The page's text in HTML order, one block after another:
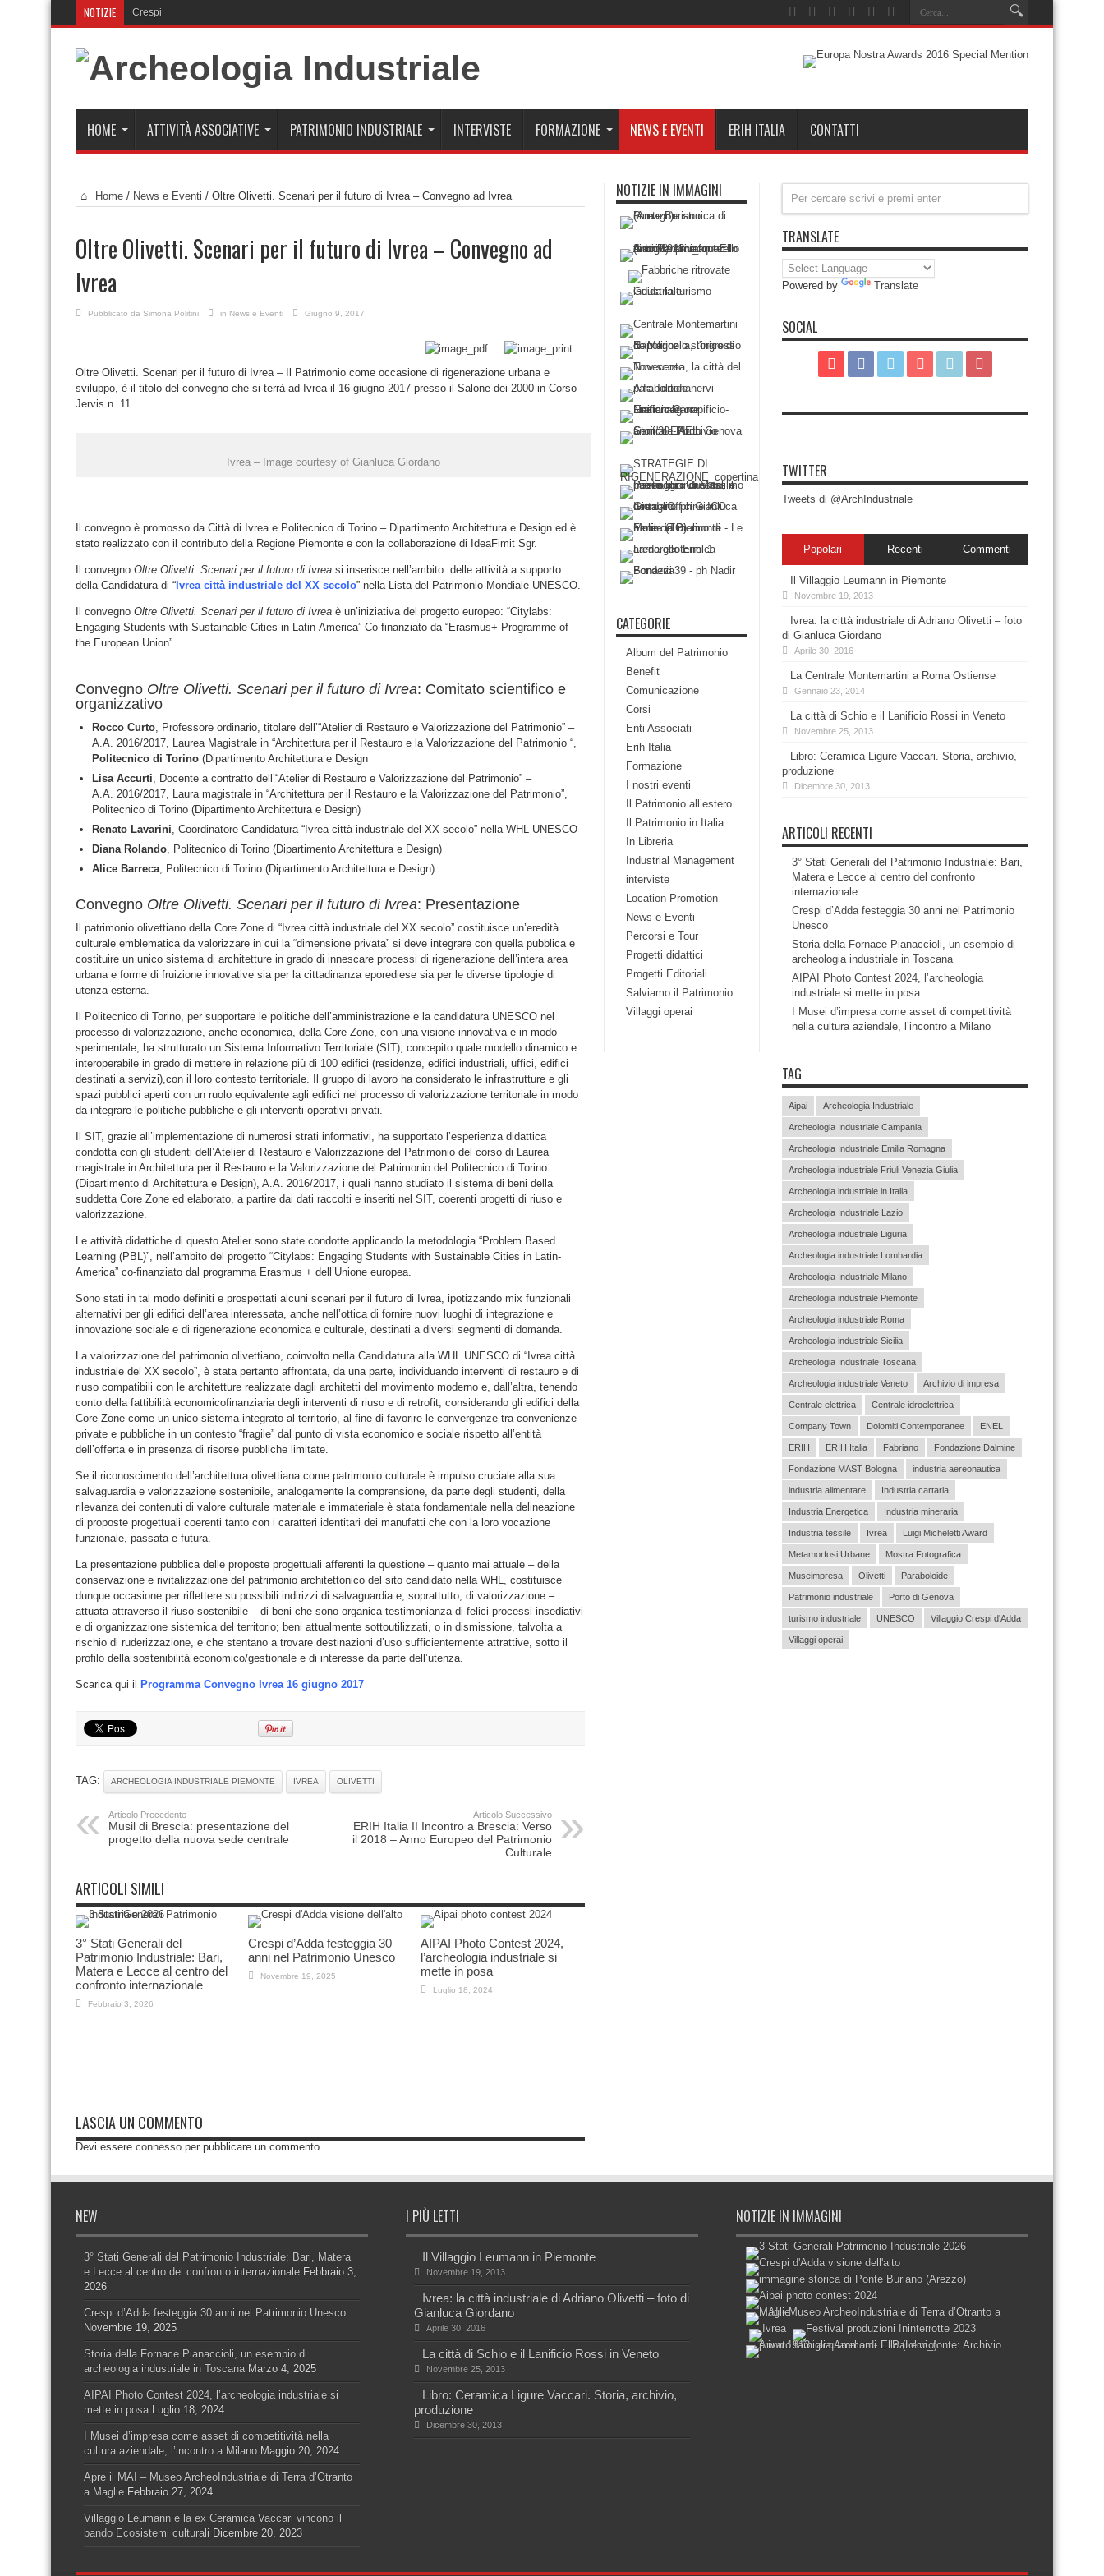
NOTIZIE Crespi d’Adda festeggia 30 an
HOME ATTIVITÀ ASSOCIATIVE PATRIMONIO INDUSTRIALE INTERVISTE FORMAZIONE NEWS E EVENTI ERIH ITALIA CONTATTI
Home / News e Eventi / Oltre Olivetti. Scenari per il futuro di Ivrea – Convegno ad Ivrea
Oltre Olivetti. Scenari per il futuro di Ivrea – Convegno ad
Ivrea
Pubblicato da Simona Politini in News e Eventi Giugno 9, 2017
Oltre Olivetti. Scenari per il futuro di Ivrea – Il Patrimonio come occasione di rigenerazione urbana e
sviluppo, è il titolo del convegno che si terrà ad Ivrea il 16 giugno 2017 presso il Salone dei 2000 in Corso
Jervis n. 11
Ivrea – Image courtesy of Gianluca Giordano
Il convegno è promosso da Città di Ivrea e Politecnico di Torino – Dipartimento Architettura e Design ed è
stato realizzato con il contributo della Regione Piemonte e con la collaborazione di IdeaFimit Sgr.
Il convegno Oltre Olivetti. Scenari per il futuro di Ivrea si inserisce nell’ambito delle attività a supporto
della Candidatura di “ Ivrea città industriale del XX secolo” nella Lista del Patrimonio Mondiale UNESCO.
Il convegno Oltre Olivetti. Scenari per il futuro di Ivrea è un’iniziativa del progetto europeo: “Citylabs:
Engaging Students with Sustainable Cities in Latin-America” Co-finanziato da “Erasmus+ Programme of
the European Union”
Convegno Oltre Olivetti. Scenari per il futuro di Ivrea: Comitato scientifico e
organizzativo
Rocco Curto, Professore ordinario, titolare dell’“Atelier di Restauro e Valorizzazione del Patrimonio” –
A.A. 2016/2017, Laurea Magistrale in “Architettura per il Restauro e la Valorizzazione del Patrimonio “,
Politecnico di Torino (Dipartimento Architettura e Design
Lisa Accurti, Docente a contratto dell’“Atelier di Restauro e Valorizzazione del Patrimonio” –
A.A. 2016/2017, Laura magistrale in “Architettura per il Restauro e la Valorizzazione del Patrimonio”,
Politecnico di Torino (Dipartimento Architettura e Design)
Renato Lavarini, Coordinatore Candidatura “Ivrea città industriale del XX secolo” nella WHL UNESCO
Diana Rolando, Politecnico di Torino (Dipartimento Architettura e Design)
Alice Barreca, Politecnico di Torino (Dipartimento Architettura e Design)
Convegno Oltre Olivetti. Scenari per il futuro di Ivrea: Presentazione
Il patrimonio olivettiano della Core Zone di “Ivrea città industriale del XX secolo” costituisce un’eredità
culturale emblematica da valorizzare in cui la “dimensione privata” si deve integrare con quella pubblica e
costituire un unico sistema di architetture in grado di innescare processi di rigenerazione dell’intera area
urbana e forme di fruizione innovative sia per la cittadinanza eporediese sia per le diverse tipologie di
utenza esterna.
Il Politecnico di Torino, per supportare le politiche dell’amministrazione e la candidatura UNESCO nel
processo di valorizzazione, anche economica, della Core Zone, con una visione innovativa e in modo
sperimentale, ha strutturato un Sistema Informativo Territoriale (SIT), concepito quale modello dinamico e
interoperabile in grado di mettere in relazione più di 100 edifici (residenze, edifici industriali, uffici, edifici
destinati a servizi),con il loro contesto territoriale. Il gruppo di lavoro ha considerato le infrastrutture e gli
spazi pubblici aperti con un ruolo equivalente agli edifici nel processo di valorizzazione territoriale in modo
da integrare le politiche pubbliche e gli interventi operativi privati.
Il SIT, grazie all’implementazione di numerosi strati informativi, ha supportato l’esperienza didattica
condotta con gli studenti dell’Atelier di Restauro e Valorizzazione del Patrimonio del corso di Laurea
magistrale in Architettura per il Restauro e la Valorizzazione del Patrimonio del Politecnico di Torino
(Dipartimento di Architettura e Design), A.A. 2016/2017, i quali hanno studiato il sistema di beni della
suddetta Core Zone ed elaborato, a partire dai dati raccolti e inseriti nel SIT, coerenti progetti di riuso e
valorizzazione.
Le attività didattiche di questo Atelier sono state condotte applicando la metodologia “Problem Based
Learning (PBL)”, nell’ambito del progetto “Citylabs: Engaging Students with Sustainable Cities in Latin-
America” co-finanziato dal programma Erasmus + dell’Unione europea.
Sono stati in tal modo definiti e prospettati alcuni scenari per il futuro di Ivrea, ipotizzando mix funzionali
alternativi per gli edifici dell’area interessata, anche nell’ottica di fornire nuovi luoghi di integrazione e
innovazione sociale e di rigenerazione economica e culturale, destinati a diversi segmenti di domanda.
La valorizzazione del patrimonio olivettiano, coinvolto nella Candidatura alla WHL UNESCO di “Ivrea città
industriale del XX secolo”, è stata pertanto affrontata, da una parte, individuando interventi di restauro e di
riuso compatibili con le architetture realizzate dagli architetti del movimento moderno e, dall’altra, tenendo
conto della fattibilità economicofinanziaria degli interventi di riuso e di retrofit, considerando gli edifici della
Core Zone come un unico sistema integrato al territorio, al fine di favorire le convergenze tra convenienze
private e pubbliche in un contesto “fragile” dal punto di vista economico e sociale rispetto all’entità
dell’offerta e in presenza di risorse pubbliche limitate.
Se il riconoscimento dell’architettura olivettiana come patrimonio culturale è impulso cruciale alla sua
salvaguardia e valorizzazione sostenibile, analogamente la comprensione, da parte degli studenti, della
rilevanza dei contenuti di valore culturale materiale e immateriale è stata fondamentale nella delineazione
di proposte progettuali coerenti tanto con i caratteri identitari dei manufatti che con la loro vocazione
funzionale, passata e futura.
La presentazione pubblica delle proposte progettuali afferenti la questione – quanto mai attuale – della
conservazione e rivitalizzazione del patrimonio architettonico del sito candidato nella WHL, costituisce
dunque occasione per riflettere su possibili indirizzi di salvaguardia e, soprattutto, di valorizzazione –
attuata attraverso il riuso sostenibile – di beni che sono organica testimonianza di felici processi insediativi
e di organizzazione sistemica del territorio; beni attualmente sottoutilizzati, o in dismissione, talvolta a
rischio di ruderizzazione, e che stentano a trovare destinazioni d’uso sufficientemente attrattive, sotto il
profilo della sostenibilità economico/gestionale e di interesse da parte dell’utenza.
Scarica qui il Programma Convegno Ivrea 16 giugno 2017
TAG: ARCHEOLOGIA INDUSTRIALE PIEMONTE IVREA OLIVETTI
Articolo Precedente
Musil di Brescia: presentazione del
progetto della nuova sede centrale
Articolo Successivo
ERIH Italia II Incontro a Brescia: Verso
il 2018 – Anno Europeo del Patrimonio
Culturale
ARTICOLI SIMILI
3° Stati Generali del
Patrimonio Industriale: Bari,
Matera e Lecce al centro del
confronto internazionale
Febbraio 3, 2026
Crespi d’Adda festeggia 30
anni nel Patrimonio Unesco
Novembre 19, 2025
AIPAI Photo Contest 2024,
l’archeologia industriale si
mette in posa
Luglio 18, 2024
LASCIA UN COMMENTO
Devi essere connesso per pubblicare un commento.
NOTIZIE IN IMMAGINI
CATEGORIE
Album del Patrimonio
Benefit
Comunicazione
Corsi
Enti Associati
Erih Italia
Formazione
I nostri eventi
Il Patrimonio all’estero
Il Patrimonio in Italia
In Libreria
Industrial Management
interviste
Location Promotion
News e Eventi
Percorsi e Tour
Progetti didattici
Progetti Editoriali
Salviamo il Patrimonio
Villaggi operai
TRANSLATE
Powered by Translate
SOCIAL
TWITTER
Tweets di @ArchIndustriale
Popolari Recenti Commenti
Il Villaggio Leumann in Piemonte
Novembre 19, 2013
Ivrea: la città industriale di Adriano Olivetti – foto
di Gianluca Giordano
Aprile 30, 2016
La Centrale Montemartini a Roma Ostiense
Gennaio 23, 2014
La città di Schio e il Lanificio Rossi in Veneto
Novembre 25, 2013
Libro: Ceramica Ligure Vaccari. Storia, archivio,
produzione
Dicembre 30, 2013
ARTICOLI RECENTI
3° Stati Generali del Patrimonio Industriale: Bari,
Matera e Lecce al centro del confronto
internazionale
Crespi d’Adda festeggia 30 anni nel Patrimonio
Unesco
Storia della Fornace Pianaccioli, un esempio di
archeologia industriale in Toscana
AIPAI Photo Contest 2024, l’archeologia
industriale si mette in posa
I Musei d’impresa come asset di competitività
nella cultura aziendale, l’incontro a Milano
TAG
Aipai Archeologia Industriale
Archeologia Industriale Campania
Archeologia Industriale Emilia Romagna
Archeologia industriale Friuli Venezia Giulia
Archeologia industriale in Italia
Archeologia Industriale Lazio
Archeologia industriale Liguria
Archeologia industriale Lombardia
Archeologia Industriale Milano
Archeologia industriale Piemonte
Archeologia industriale Roma
Archeologia industriale Sicilia
Archeologia Industriale Toscana
Archeologia industriale Veneto Archivio di impresa
Centrale elettrica Centrale idroelettrica
Company Town Dolomiti Contemporanee ENEL
ERIH ERIH Italia Fabriano Fondazione Dalmine
Fondazione MAST Bologna industria aereonautica
industria alimentare Industria cartaria
Industria Energetica Industria mineraria
Industria tessile Ivrea Luigi Micheletti Award
Metamorfosi Urbane Mostra Fotografica
Museimpresa Olivetti Paraboloide
Patrimonio industriale Porto di Genova
turismo industriale UNESCO Villaggio Crespi d'Adda
Villaggi operai
NEW
3° Stati Generali del Patrimonio Industriale: Bari, Matera
e Lecce al centro del confronto internazionale Febbraio 3,
2026
Crespi d’Adda festeggia 30 anni nel Patrimonio Unesco
Novembre 19, 2025
Storia della Fornace Pianaccioli, un esempio di
archeologia industriale in Toscana Marzo 4, 2025
AIPAI Photo Contest 2024, l’archeologia industriale si
mette in posa Luglio 18, 2024
I Musei d’impresa come asset di competitività nella
cultura aziendale, l’incontro a Milano Maggio 20, 2024
Apre il MAI – Museo ArcheoIndustriale di Terra d’Otranto
a Maglie Febbraio 27, 2024
Villaggio Leumann e la ex Ceramica Vaccari vincono il
bando Ecosistemi culturali Dicembre 20, 2023
I PIÙ LETTI
Il Villaggio Leumann in Piemonte
Novembre 19, 2013
Ivrea: la città industriale di Adriano Olivetti – foto di
Gianluca Giordano
Aprile 30, 2016
La città di Schio e il Lanificio Rossi in Veneto
Novembre 25, 2013
Libro: Ceramica Ligure Vaccari. Storia, archivio,
produzione
Dicembre 30, 2013
NOTIZIE IN IMMAGINI